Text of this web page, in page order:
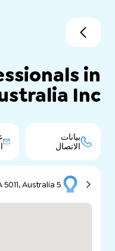
in
Inc.
بيانات
الاتصال
5 Oaks Dr, St Clair SA 5011, Australia